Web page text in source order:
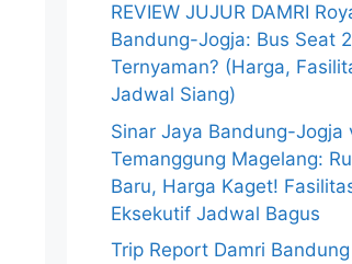
REVIEW JUJUR DAMRI
Bandung-Jogja: Bus Seat
Ternyaman? (Harga,
Jadwal Siang)
Sinar Jaya Bandung-Jogja
Temanggung Magelang:
Baru, Harga Kaget!
Eksekutif Jadwal Bagus
Trip Report Damri